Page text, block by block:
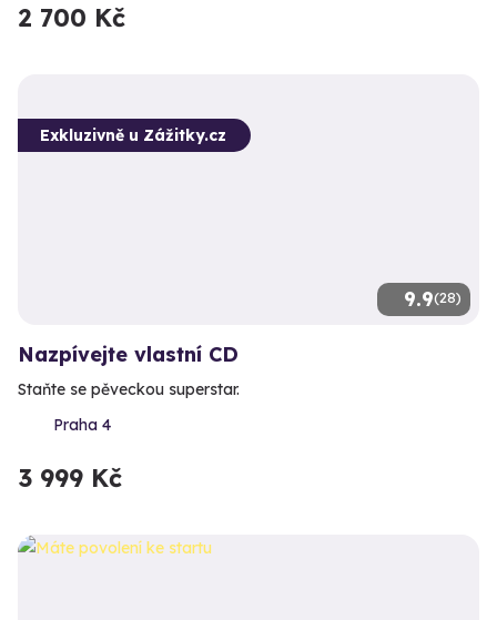
2 700 Kč
9.9(28)
Exkluzivně u Zážitky.cz
Nazpívejte vlastní CD
Staňte se pěveckou superstar.
Praha 4
3 999 Kč